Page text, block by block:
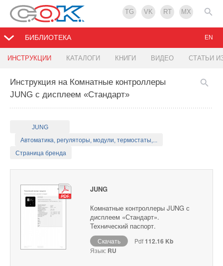
TG VK RT MX
БИБЛИОТЕКА
ИНСТРУКЦИИ КАТАЛОГИ КНИГИ ВИДЕО СТАТЬИ
EN
Инструкция на Комнатные контроллеры
JUNG с дисплеем «Стандарт»
JUNG
Автоматика, регуляторы, модули, термостаты,...
Страница бренда
JUNG
Комнатные контроллеры JUNG с
дисплеем «Стандарт».
Технический паспорт.
Скачать Pdf112.16 Kb
Язык: RU